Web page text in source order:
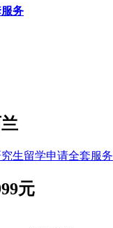
务
生留学申请全套服务
元